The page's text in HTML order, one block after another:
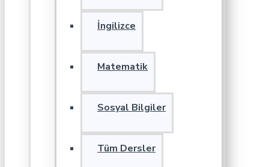
İngilizce
Matematik
Sosyal Bilgiler
Tüm Dersler